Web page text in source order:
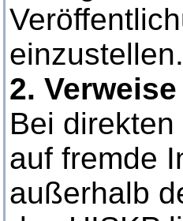
einzustellen.
2.
Bei
auf fremde
außerhalb